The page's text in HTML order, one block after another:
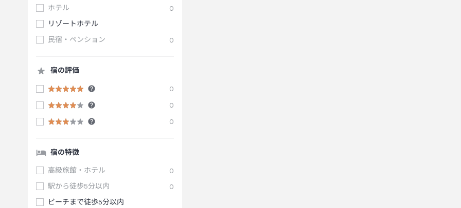
ホテル
0
リゾートホテル
民宿・ペンション
0
宿の評価
0
0
0
宿の特徴
高級旅館・ホテル
0
駅から徒歩5分以内
0
ビーチまで徒歩5分以内